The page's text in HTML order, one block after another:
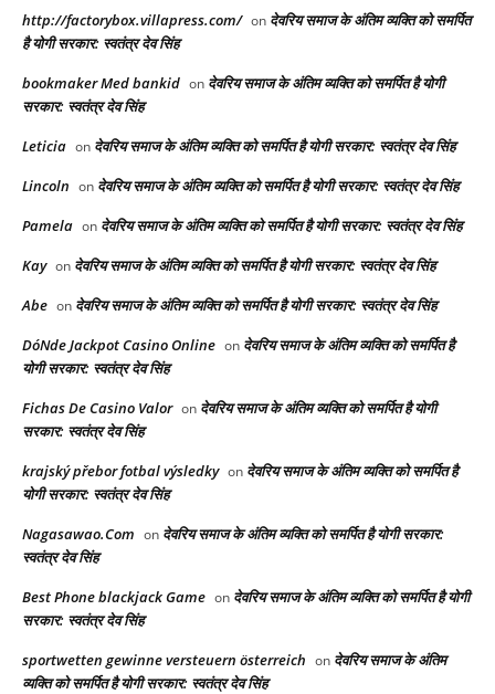
http://factorybox.villapress.com/ on देवरिय समाज के अंतिम व्यक्ति को समर्पित
है योगी सरकार: स्वतंत्र देव सिंह
bookmaker Med bankid on देवरिय समाज के अंतिम व्यक्ति को समर्पित है योगी
सरकार: स्वतंत्र देव सिंह
Leticia on देवरिय समाज के अंतिम व्यक्ति को समर्पित है योगी सरकार: स्वतंत्र देव सिंह
Lincoln on देवरिय समाज के अंतिम व्यक्ति को समर्पित है योगी सरकार: स्वतंत्र देव सिंह
Pamela on देवरिय समाज के अंतिम व्यक्ति को समर्पित है योगी सरकार: स्वतंत्र देव सिंह
Kay on देवरिय समाज के अंतिम व्यक्ति को समर्पित है योगी सरकार: स्वतंत्र देव सिंह
Abe on देवरिय समाज के अंतिम व्यक्ति को समर्पित है योगी सरकार: स्वतंत्र देव सिंह
DóNde Jackpot Casino Online on देवरिय समाज के अंतिम व्यक्ति को समर्पित है
योगी सरकार: स्वतंत्र देव सिंह
Fichas De Casino Valor on देवरिय समाज के अंतिम व्यक्ति को समर्पित है योगी
सरकार: स्वतंत्र देव सिंह
krajský přebor fotbal výsledky on देवरिय समाज के अंतिम व्यक्ति को समर्पित है
योगी सरकार: स्वतंत्र देव सिंह
Nagasawao.Com on देवरिय समाज के अंतिम व्यक्ति को समर्पित है योगी सरकार:
स्वतंत्र देव सिंह
Best Phone blackjack Game on देवरिय समाज के अंतिम व्यक्ति को समर्पित है योगी
सरकार: स्वतंत्र देव सिंह
sportwetten gewinne versteuern österreich on देवरिय समाज के अंतिम
व्यक्ति को समर्पित है योगी सरकार: स्वतंत्र देव सिंह